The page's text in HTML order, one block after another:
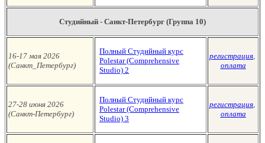
Студийный - Санкт-Петербург (Группа 10)
16-17 мая 2026
(Санкт_Петербург)
Полный Студийный курс
Polestar (Сomprehensive
Studio) 2
регистрация,
оплата
27-28 июня 2026
(Санкт-Петербург)
Полный Студийный курс
Polestar (Сomprehensive
Studio) 3
регистрация,
оплата